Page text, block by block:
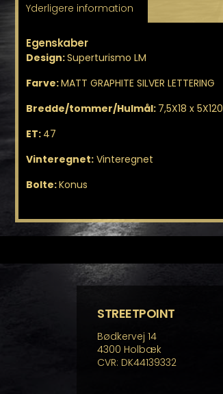
Yderligere information
Egenskaber
Design:Superturismo LM
Farve:MATT GRAPHITE SILVER LETTERING
Bredde/tommer/Hulmål: 7,5X18 x 5X120
ET: 47
Vinteregnet: Vinteregnet
Bolte:Konus
STREETPOINT
Bødkervej 14
4300 Holbæk
CVR: DK44139332